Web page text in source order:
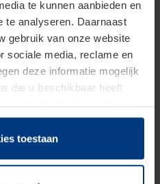
te kunnen aanbieden en
te analyseren. Daarnaast
gebruik van onze website
sociale media, reclame en
deze informatie mogelijk
die u beschikbaar heeft
van het gebruik van hun
cookies op uw computer
is. Voor alle andere
toestaan
sierlijsten of
deur die echt bij u
in
oplossingen.